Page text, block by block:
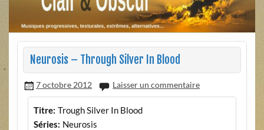
Neurosis – Through Silver In Blood
7 octobre 2012 Laisser un commentaire
Titre: Trough Silver In Blood
Séries: Neurosis